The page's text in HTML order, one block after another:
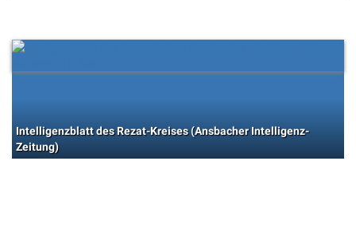
Intelligenzblatt des Rezat-Kreises (Ansbacher Intelligenz-
Zeitung)